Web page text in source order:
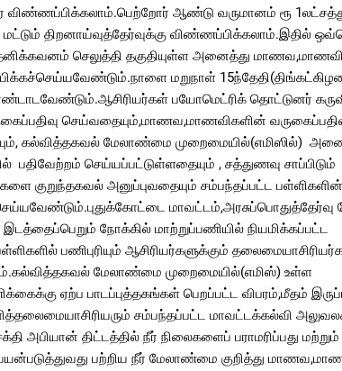
விண்ணப்பிக்கலாம்.பெற்றோர் ஆண்டு வருமானம் ரூ
திறனாய்வுத்தேர்வுக்கு விண்ணப்பிக்கலாம்.இதில்
செலுத்தி தகுதியுள்ள அனைத்து
மறுநாள்
பயோமெட்ரிக் தொட்டுனர்
செய்வதையும்,மாணவ,மாணவிகளின்
கல்வித்தகவல் மேலாண்மை முறைமையில்(எமிஸில்)
பதிவேற்றம் செய்யப்பட்டுள்ளதையும் , சத்துணவு சாப்பிடும்
குறுந்தகவல் அனுப்புவதையும் சம்பந்தப்பட்ட பள்ளிகளின்
மாவட்டம்,அரசுப்பொதுத்தேர்வு
இடத்தைப்பெறும் நோக்கில் மாற்றுப்பணியில் நியமிக்கப்பட்ட
பணிபுரியும் ஆசிரியர்களுக்கும்
மேலாண்மை முறைமையில்(எமிஸ்) உள்ள
ஏற்ப பாடப்புத்தகங்கள் பெறப்பட்ட விபரம்,மீதம்
சம்பந்தப்பட்ட மாவட்டக்கல்வி
அபியான் திட்டத்தில் நீர் நிலைகளைப் பராமரிப்பது
பயன்படுத்துவது பற்றிய நீர் மேலாண்மை குறித்து